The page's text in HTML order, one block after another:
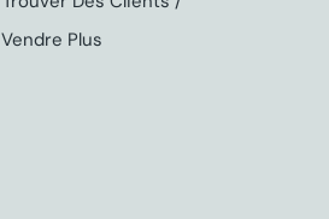
Vendre Plus